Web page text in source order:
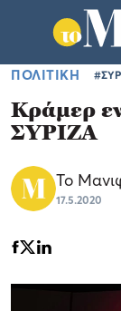
ΠΟΛΙΤΙΚΗ
Κράμερ
ΣΥΡΙΖΑ
Το
17.5.2020